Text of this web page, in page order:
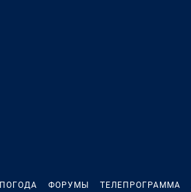
ПОГОДА ФОРУМЫ ТЕЛЕПРОГРАММА